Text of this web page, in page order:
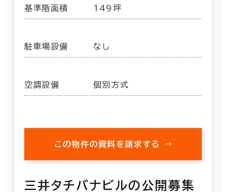
基準階面積 149坪
駐車場設備 なし
空調設備 個別方式
この物件の資料を請求する
三井タチバナビルの公開募集